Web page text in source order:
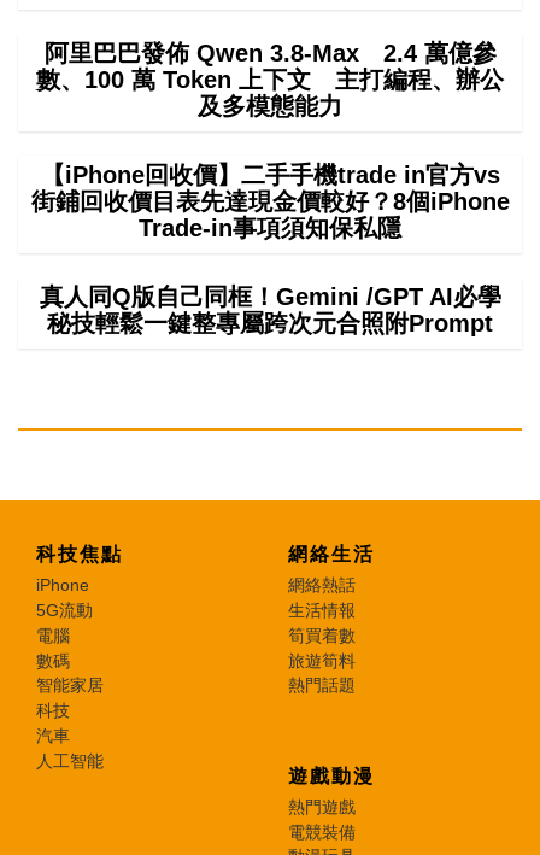
阿里巴巴發佈 Qwen 3.8-Max 2.4 萬億參
數、100 萬 Token 上下文 主打編程、辦公
及多模態能力
【iPhone回收價】二手手機trade in官方vs
街鋪回收價目表先達現金價較好？8個iPhone
Trade-in事項須知保私隱
真人同Q版自己同框！Gemini /GPT AI必學
秘技輕鬆一鍵整專屬跨次元合照附Prompt
科技焦點
iPhone
5G流動
電腦
數碼
智能家居
科技
汽車
人工智能
網絡生活
網絡熱話
生活情報
筍買着數
旅遊筍料
熱門話題
遊戲動漫
熱門遊戲
電競裝備